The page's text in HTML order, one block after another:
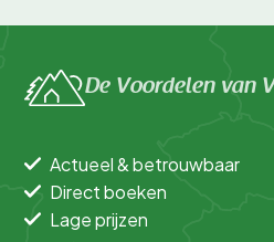
De Voordelen van
Actueel & betrouwbaar
Direct boeken
Lage prijzen